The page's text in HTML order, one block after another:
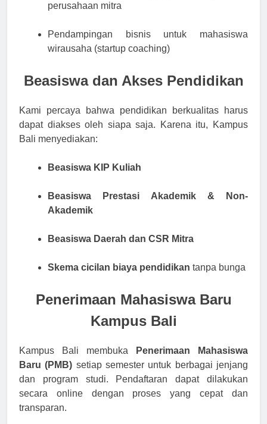
perusahaan mitra
Pendampingan bisnis untuk mahasiswa
wirausaha (startup coaching)
Beasiswa dan Akses Pendidikan
Kami percaya bahwa pendidikan berkualitas harus
dapat diakses oleh siapa saja. Karena itu, Kampus
Bali menyediakan:
Beasiswa KIP Kuliah
Beasiswa Prestasi Akademik & Non-
Akademik
Beasiswa Daerah dan CSR Mitra
Skema cicilan biaya pendidikan tanpa bunga
Penerimaan Mahasiswa Baru
Kampus Bali
Kampus Bali membuka
Penerimaan Mahasiswa
Baru (PMB) setiap semester untuk berbagai jenjang
dan program studi. Pendaftaran dapat dilakukan
secara online dengan proses yang cepat dan
transparan.